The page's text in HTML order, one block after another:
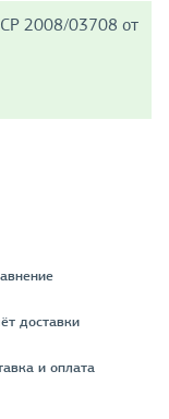
2008/03708 от
доставки
и оплата